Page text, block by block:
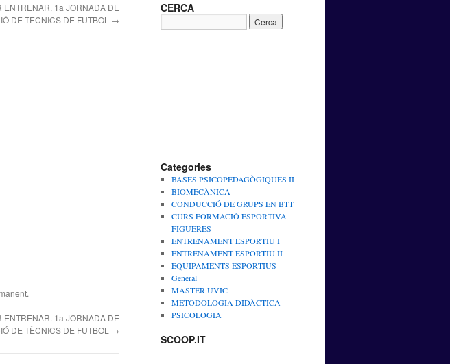
ENTRENAR. 1a JORNADA DE
DE TÈCNICS DE FUTBOL →
.
ENTRENAR. 1a JORNADA DE
DE TÈCNICS DE FUTBOL →
CERCA
Categories
BASES PSICOPEDAGÒGIQUES II
BIOMECÀNICA
CONDUCCIÓ DE GRUPS EN BTT
CURS FORMACIÓ ESPORTIVA
FIGUERES
ENTRENAMENT ESPORTIU I
ENTRENAMENT ESPORTIU II
EQUIPAMENTS ESPORTIUS
General
MASTER UVIC
METODOLOGIA DIDÀCTICA
PSICOLOGIA
SCOOP.IT